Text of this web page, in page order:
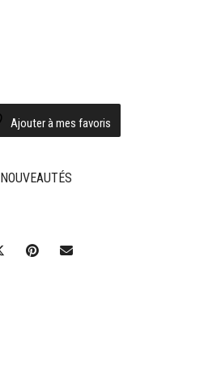
Ajouter à mes favoris
NOUVEAUTÉS